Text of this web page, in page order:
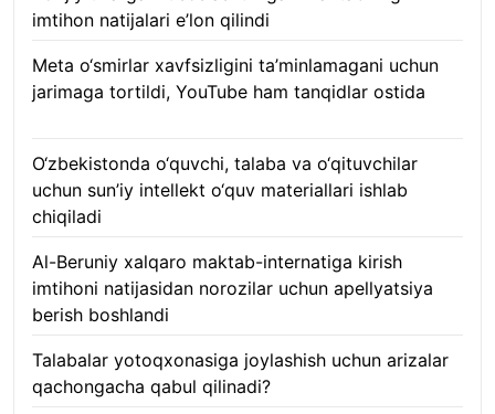
imtihon natijalari e’lon qilindi
Meta o‘smirlar xavfsizligini ta’minlamagani uchun
jarimaga tortildi, YouTube ham tanqidlar ostida
O‘zbekistonda o‘quvchi, talaba va o‘qituvchilar
uchun sun’iy intellekt o‘quv materiallari ishlab
chiqiladi
Al-Beruniy xalqaro maktab-internatiga kirish
imtihoni natijasidan norozilar uchun apellyatsiya
berish boshlandi
Talabalar yotoqxonasiga joylashish uchun arizalar
qachongacha qabul qilinadi?